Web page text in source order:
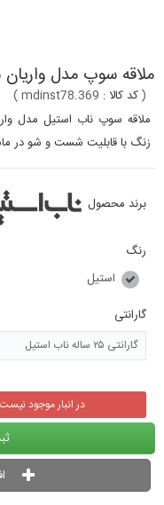
ملاقه سوپ مدل
(کد کالا : mdinst78.369
)
ملاقه سوپ ناب استیل مدل
زنگ با قابلیت شست و شو در ماشین
برند محصول
رنگ
استیل
گارانتی
گارانتی ۲۵ ساله ناب استیل
در انبار موجود نیست